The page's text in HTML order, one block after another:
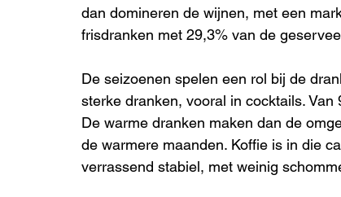
dan domineren de wijnen, met een
frisdranken met 29,3% van de
De seizoenen spelen een rol bij de
sterke dranken, vooral in cocktails.
De warme dranken maken dan de
de warmere maanden. Koffie is in die
verrassend stabiel, met weinig